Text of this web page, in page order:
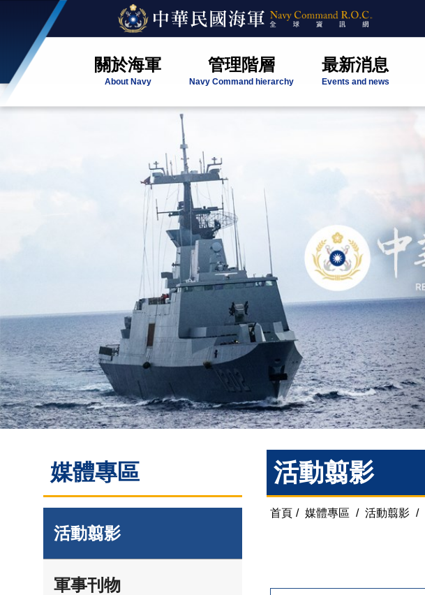
關於海軍
About Navy
管理階層
Navy Command hierarchy
最新消息
Events and news
媒體專區
活動翦影
軍事刊物
活動翦影
首頁 / 媒體專區 / 活動翦影 /